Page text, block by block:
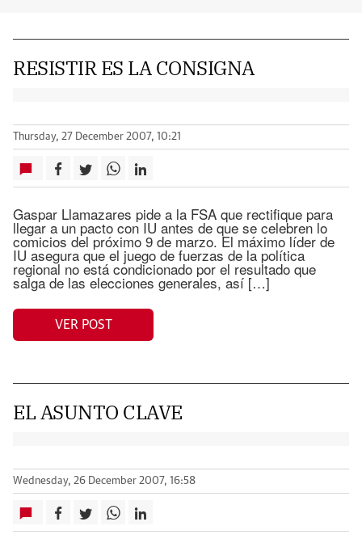
RESISTIR ES LA CONSIGNA
Thursday, 27 December 2007, 10:21
Gaspar Llamazares pide a la FSA que rectifique para
llegar a un pacto con IU antes de que se celebren lo
comicios del próximo 9 de marzo. El máximo líder de
IU asegura que el juego de fuerzas de la política
regional no está condicionado por el resultado que
salga de las elecciones generales, así […]
VER POST
EL ASUNTO CLAVE
Wednesday, 26 December 2007, 16:58